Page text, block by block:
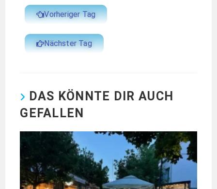
Vorheriger Tag
Nächster Tag
DAS KÖNNTE DIR AUCH
GEFALLEN